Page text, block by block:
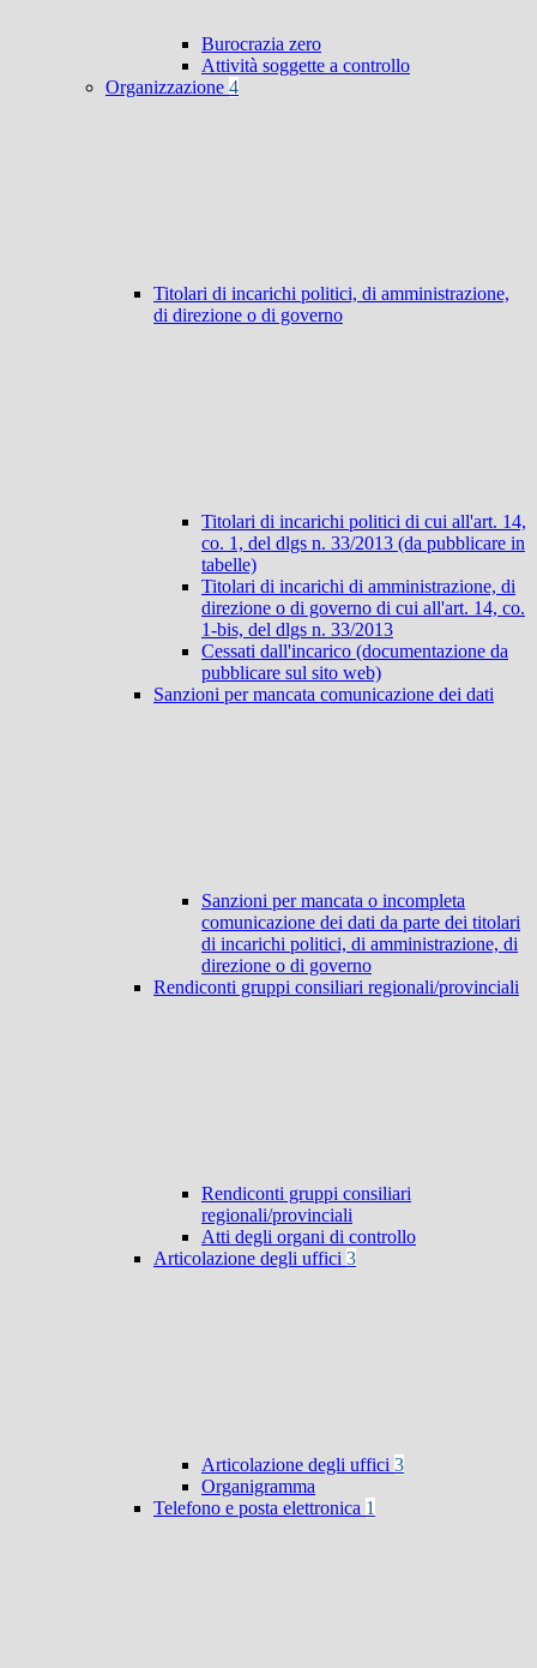
Burocrazia zero
Attività soggette a controllo
Organizzazione 4
Titolari di incarichi politici, di amministrazione,
di direzione o di governo
Titolari di incarichi politici di cui all'art. 14,
co. 1, del dlgs n. 33/2013 (da pubblicare in
tabelle)
Titolari di incarichi di amministrazione, di
direzione o di governo di cui all'art. 14, co.
1-bis, del dlgs n. 33/2013
Cessati dall'incarico (documentazione da
pubblicare sul sito web)
Sanzioni per mancata comunicazione dei dati
Sanzioni per mancata o incompleta
comunicazione dei dati da parte dei titolari
di incarichi politici, di amministrazione, di
direzione o di governo
Rendiconti gruppi consiliari regionali/provinciali
Rendiconti gruppi consiliari
regionali/provinciali
Atti degli organi di controllo
Articolazione degli uffici 3
Articolazione degli uffici 3
Organigramma
Telefono e posta elettronica 1